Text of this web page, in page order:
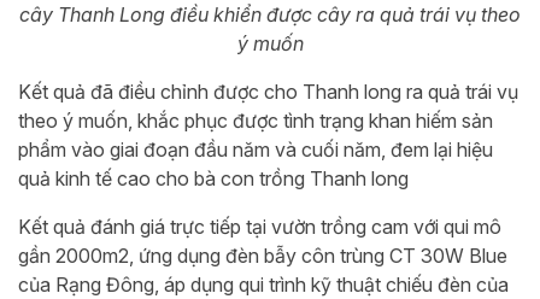
cây Thanh Long điều khiển được cây ra quả trái vụ theo
ý muốn
Kết quả đã điều chỉnh được cho Thanh long ra quả trái vụ
theo ý muốn, khắc phục được tình trạng khan hiếm sản
phẩm vào giai đoạn đầu năm và cuối năm, đem lại hiệu
quả kinh tế cao cho bà con trồng Thanh long
Kết quả đánh giá trực tiếp tại vườn trồng cam với qui mô
gần 2000m2, ứng dụng đèn bẫy côn trùng CT 30W Blue
của Rạng Đông, áp dụng qui trình kỹ thuật chiếu đèn của